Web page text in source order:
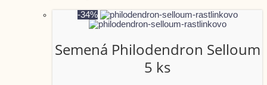
-34%
Semená Philodendron Selloum
5 ks